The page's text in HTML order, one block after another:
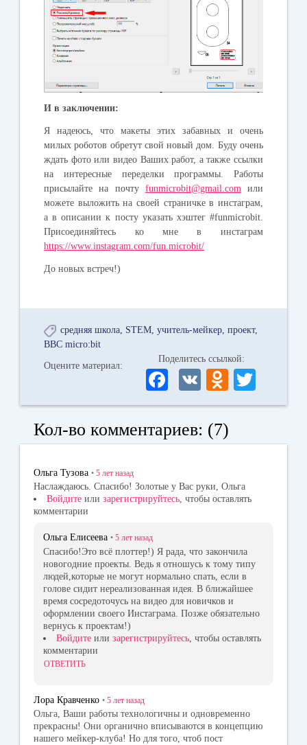
И в заключении:
Я надеюсь, что макеты этих забавных и очень
милых роботов обретут свой новый дом. Буду очень
ждать фото или видео Ваших работ, а также ссылки
на интересные переделки программы. Работы
присылайте на почту funmicrobit@gmail.com
или
можете выложить на своей страничке в инстаграм,
а в описании к посту указать хэштег #funmicrobit.
Присоединяйтесь ко мне в инстаграм
https://www.instagram.com/fun.microbit/
До новых встреч!)
средняя школа STEM учитель-мейкер проект
BBC micro:bit
Оцените материал:
Поделитесь ссылкой:
Fa
ce
bo
ok
V
K
O
dn
la
ni
ki
wi
r
Кол-во комментариев: (7)
Ольга Тузова • 5 лет назад
Наслаждаюсь. Спасибо! Золотые у Вас руки, Ольга
Войдите или зарегистрируйтесь, чтобы оставлять
комментарии
Ольга Елисеева • 5 лет назад
Спасибо!Это всё плоттер!) Я рада, что закончила
новогодние проекты. Ведь я отношусь к тому типу
людей,которые не могут нормально спать, если в
голове сидит нереализованная идея. В ближайшее
время сосредоточусь на видео для новичков и
оформлении своего Инстаграма. Позже обязательно
вернусь к проектам!)
Войдите или зарегистрируйтесь , чтобы оставлять
комментарии
ОТВЕТИТЬ
Лора Кравченко • 5 лет назад
Ольга, Ваши работы технологичны и одновременно
прекрасны! Они органично вписываются в концепцию
нашего мейкер-клуба! Но для того, чтоб пост